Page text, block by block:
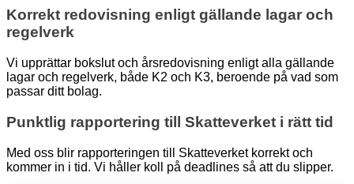
Korrekt redovisning enligt gällande lagar och
regelverk
Vi upprättar bokslut och årsredovisning enligt alla gällande
lagar och regelverk, både K2 och K3, beroende på vad som
passar ditt bolag.
Punktlig rapportering till Skatteverket i rätt tid
Med oss blir rapporteringen till Skatteverket korrekt och
kommer in i tid. Vi håller koll på deadlines så att du slipper.